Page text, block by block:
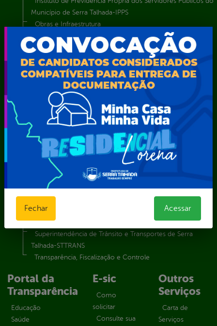
Município de Serra Talhada-IPPS
Obras e Infraestrutura
Procuradoria Geral do Município
Secretaria de Comunicação Social e Audiovisual
Secretaria de Desenvolvimento Econômico e Turismo
Secretaria de Iluminação Pública e Energia Elétrica
Secretaria Municipal da Mulher – SEMU
Secretaria Municipal de Administração – SAD
Secretaria Municipal de Agricultura e Recursos Hídricos –
SEMARH / Secretaria de Agricultura Familiar – SEMAF
Secretaria Municipal de Educação – SEST
Secretaria Municipal de Esporte e Lazer – SEMEL
Secretaria Municipal de Finanças – SECFIN
Secretaria Municipal de Governo – SEGOV
Secretaria Municipal de Meio Ambiente – SEMA
Secretaria Municipal de Planejamento e Gestão – SEPLAG
Secretaria Municipal de Relações Institucionais – SEMRI
Secretaria Municipal de Saúde – SMS
Secretaria Municipal de Serviços Públicos – SEMUSP
Superintendência de Trânsito e Transportes de Serra
Talhada-STTRANS
Transparência, Fiscalização e Controle
Portal da
Transparência
Educação
Saúde
E-sic
Como
solicitar
Consulte sua
Outros
Serviços
Carta de
Serviços
Fechar Acessar